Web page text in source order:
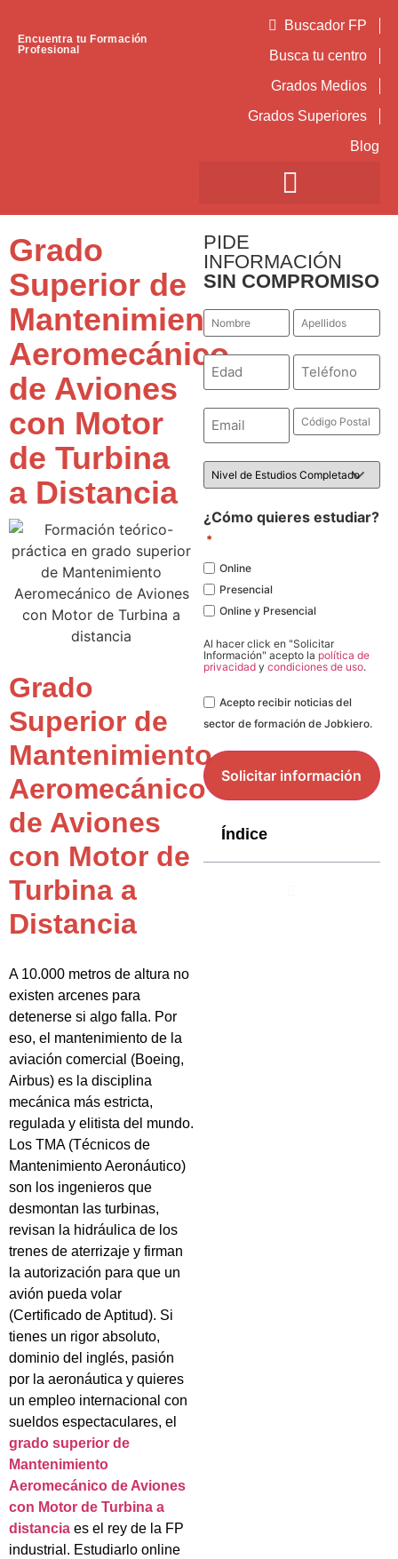
Encuentra tu Formación
Profesional
Buscador FP
Busca tu centro
Grados Medios
Grados Superiores
Blog
Grado
Superior de
Mantenimiento
Aeromecánico
de Aviones
con Motor
de Turbina
a Distancia
Grado
Superior de
Mantenimiento
Aeromecánico
de Aviones
con Motor de
Turbina a
Distancia
A 10.000 metros de altura no
existen arcenes para
detenerse si algo falla. Por
eso, el mantenimiento de la
aviación comercial (Boeing,
Airbus) es la disciplina
mecánica más estricta,
regulada y elitista del mundo.
Los TMA (Técnicos de
Mantenimiento Aeronáutico)
son los ingenieros que
desmontan las turbinas,
revisan la hidráulica de los
trenes de aterrizaje y firman
la autorización para que un
avión pueda volar
(Certificado de Aptitud). Si
tienes un rigor absoluto,
dominio del inglés, pasión
por la aeronáutica y quieres
un empleo internacional con
sueldos espectaculares, el
grado superior de
Mantenimiento
Aeromecánico de Aviones
con Motor de Turbina a
distancia es el rey de la FP
industrial. Estudiarlo online
PIDE
INFORMACIÓN
SIN COMPROMISO
Nombre Apellidos
*
Número Teléfono
Email
Código
Postal
Nivel
de
¿Cómo quieres estudiar?
*
Online
Presencial
Online y Presencial
Al hacer click en "Solicitar
Información" acepto la política de
privacidad y condiciones de uso.
LegalAcepto recibir noticias del
sector de formación de Jobkiero.
Índice